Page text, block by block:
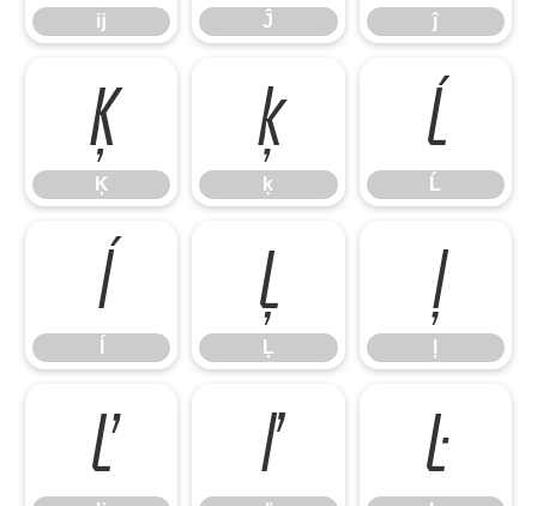
ĳ Ĵ ĵ
Ķ
Ķ
ķ
ķ
Ĺ
Ĺ
ĺ Ļ
Ļ
ļ
Ľ ľ Ŀ